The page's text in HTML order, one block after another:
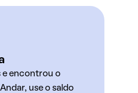
e encontrou o
use o saldo